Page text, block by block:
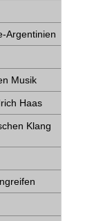
Argentinien
Musik
Haas
Klang